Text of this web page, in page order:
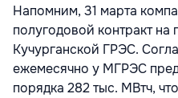
Напомним, 31 марта
полугодовой контракт на
Кучурганской ГРЭС.
ежемесячно у МГРЭС
порядка 282 тыс. МВтч,